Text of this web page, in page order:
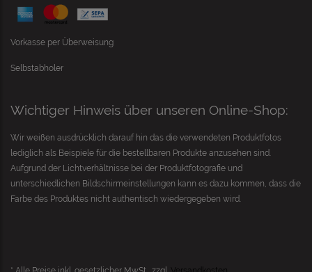
Vorkasse per Überweisung
Selbstabholer
Wichtiger Hinweis über unseren Online-Shop:
Wir weißen ausdrücklich darauf hin das die verwendeten Produktfotos
lediglich als Beispiele für die bestellbaren Produkte anzusehen sind.
Aufgrund der Lichtverhältnisse bei der Produktfotografie und
unterschiedlichen Bildschirmeinstellungen kann es dazu kommen, dass die
Farbe des Produktes nicht authentisch wiedergegeben wird.